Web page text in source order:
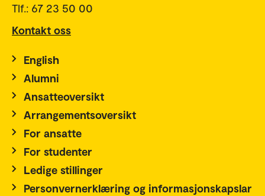
Tlf.: 67 23 50 00
Kontakt oss
English
Alumni
Ansatteoversikt
Arrangementsoversikt
For ansatte
For studenter
Ledige stillinger
Personvernerklæring og informasjonskapslar